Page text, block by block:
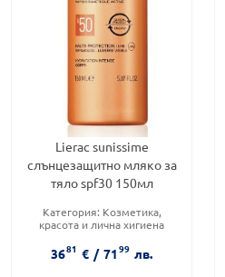
Lierac sunissime
слънцезащитно мляко за
тяло spf30 150мл
Категория: Козметика,
красота и лична хигиена
Форма на продукта:мляко
3681 € / 7199 лв.